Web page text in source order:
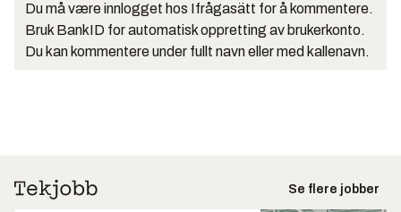
Du må være innlogget hos Ifrågasätt for å kommentere.
Bruk BankID for automatisk oppretting av brukerkonto.
Du kan kommentere under fullt navn eller med kallenavn.
Se flere jobber